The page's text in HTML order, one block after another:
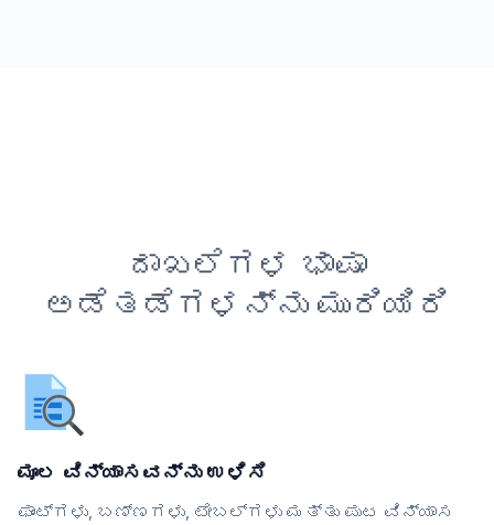
ದಾಖಲೆಗಳ ಭಾಷಾ
ಅಡೆತಡೆಗಳನ್ನು ಮುರಿಯಿರಿ
ಮೂಲ ವಿನ್ಯಾಸವನ್ನು ಉಳಿಸಿ
ಫಾಂಟ್‌ಗಳು, ಬಣ್ಣಗಳು, ಟೇಬಲ್‌ಗಳು ಮತ್ತು ಪುಟ ವಿನ್ಯಾಸ